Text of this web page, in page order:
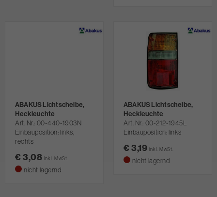
ABAKUS Lichtscheibe,
Heckleuchte
Art. Nr. 00-440-1903N
Einbauposition: links,
rechts
€ 3,08 inkl. MwSt.
nicht lagernd
ABAKUS Lichtscheibe,
Heckleuchte
Art. Nr. 00-212-1945L
Einbauposition: links
€ 3,19 inkl. MwSt.
nicht lagernd